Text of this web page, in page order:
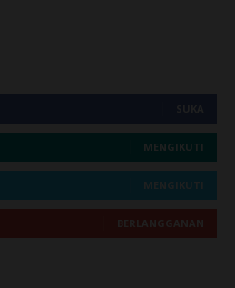
MENGIKUTI
MENGIKUTI